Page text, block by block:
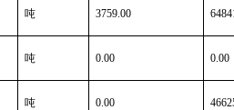
吨 3759.00
吨 0.00 0.00
吨 0.00